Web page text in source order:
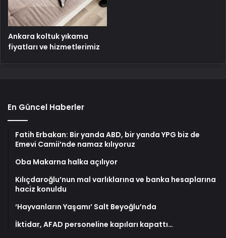
Ankara koltuk yıkama
fiyatları ve hizmetlerimiz
En Güncel Haberler
Fatih Erbakan: Bir yanda ABD, bir yanda YPG biz de
Emevi Camii’nde namaz kılıyoruz
Oba Makarna halka açılıyor
Kılıçdaroğlu’nun mal varlıklarına ve banka hesaplarına
haciz konuldu
‘Hayvanların Yaşamı’ Salt Beyoğlu’nda
İktidar, AFAD personeline kapıları kapattı…